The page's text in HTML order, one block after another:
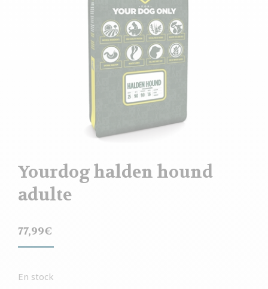
Yourdog halden hound
adulte
77,99€
En stock